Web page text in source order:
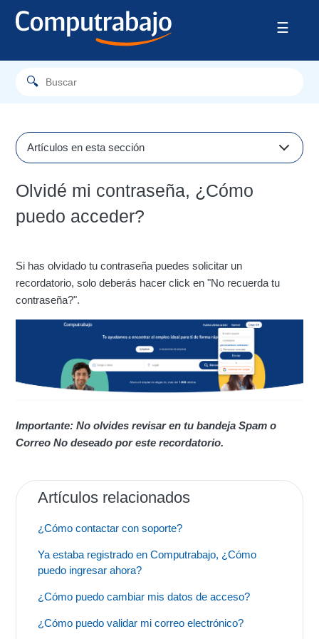
Artículos en esta sección
¿Por qué no puedo dar de alta mi empresa en
Computrabajo?
¿Cómo puedo modificar los datos de mi empresa?
ingresar ahora?
¿Por qué me indica que existe un usuario utilizando los
mismos datos de acceso?
Mi empresa no ha sido validada. ¿Cuál es el motivo?
Olvidé mi contraseña, ¿Cómo puedo acceder?
Olvidé mi contraseña, ¿Cómo
puedo acceder?
Si has olvidado tu contraseña puedes solicitar un
recordatorio, solo deberás hacer click en "No recuerda tu
contraseña?".
Importante: No olvides revisar en tu bandeja Spam o
Correo No deseado por este recordatorio.
Artículos relacionados
¿Cómo contactar con soporte?
Ya estaba registrado en Computrabajo, ¿Cómo
puedo ingresar ahora?
¿Cómo puedo cambiar mis datos de acceso?
¿Cómo puedo validar mi correo electrónico?